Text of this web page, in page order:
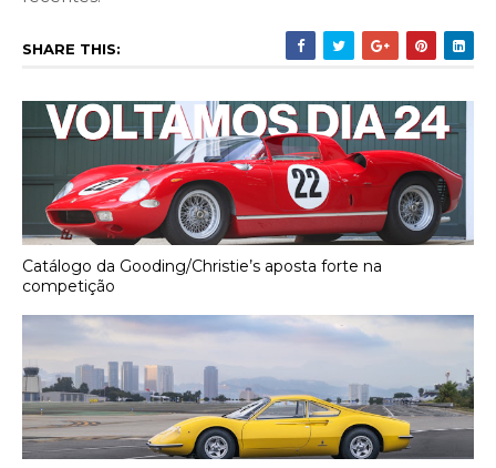
SHARE THIS:
Catálogo da Gooding/Christie’s aposta forte na
competição